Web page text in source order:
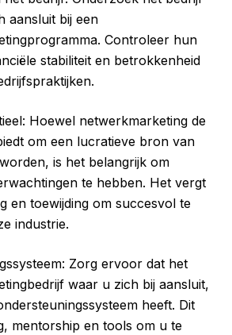
aansluit bij een
Controleer hun
stabiliteit en betrokkenheid
Hoewel netwerkmarketing de
om een lucratieve bron van
is het belangrijk om
te hebben. Het vergt
en toewijding om succesvol te
industrie.
Zorg ervoor dat het
waar u zich bij aansluit,
heeft. Dit
mentorship en tools om u te